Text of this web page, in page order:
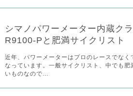
シマノパワーメーター内蔵ク
R9100-Pと肥満サイクリスト
近年、パワーメーターはプロのレースでなく
なっています。一般サイクリスト、中でも肥
いものなので...